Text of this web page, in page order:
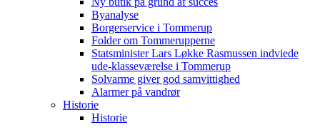
Byanalyse
Borgerservice i Tommerup
Folder om Tommerupperne
Statsminister Lars Løkke Rasmussen indviede
ude-klasseværelse i Tommerup
Solvarme giver god samvittighed
Alarmer på vandrør
Historie
Historie